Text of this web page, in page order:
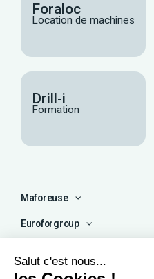
Foraloc
Location de machines
Drill-i
Formation
Maforeuse
Euroforgroup